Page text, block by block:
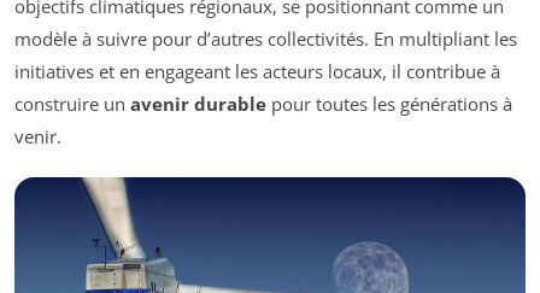
objectifs climatiques régionaux, se positionnant comme un
modèle à suivre pour d’autres collectivités. En multipliant les
initiatives et en engageant les acteurs locaux, il contribue à
construire un avenir durable pour toutes les générations à
venir.